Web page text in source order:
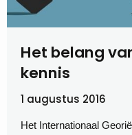
Het belang
kennis
1 augustus 2016
Het Internationaal